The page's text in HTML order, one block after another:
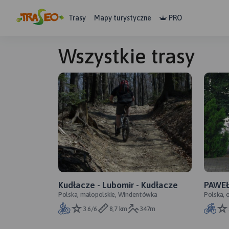
Trasy Mapy turystyczne PRO
Wszystkie trasy
Kudłacze - Lubomir - Kudłacze
Polska, małopolskie, Windentówka
3.6/6
8,7 km 347m
- z
Polska,